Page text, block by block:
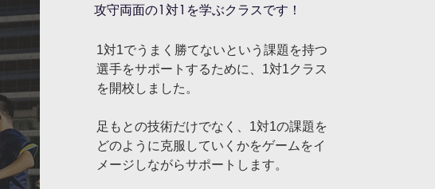
攻守両面の1対1を学ぶクラスです！
1対1でうまく勝てないという課題を持つ
選手をサポートするために、1対1クラス
を開校しました。
足もとの技術だけでなく、1対1の課題を
どのように克服していくかをゲームをイ
メージしながらサポートします。